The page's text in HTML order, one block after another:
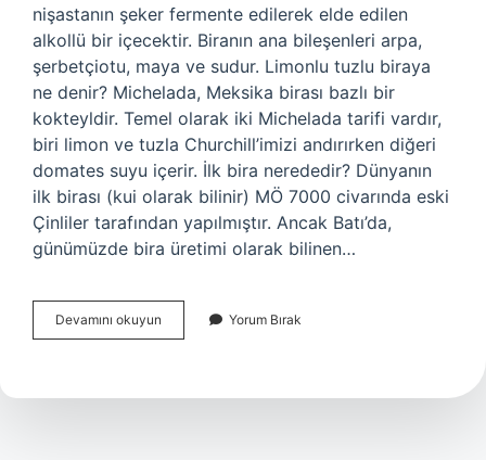
nişastanın şeker fermente edilerek elde edilen
alkollü bir içecektir. Biranın ana bileşenleri arpa,
şerbetçiotu, maya ve sudur. Limonlu tuzlu biraya
ne denir? Michelada, Meksika birası bazlı bir
kokteyldir. Temel olarak iki Michelada tarifi vardır,
biri limon ve tuzla Churchill’imizi andırırken diğeri
domates suyu içerir. İlk bira nerededir? Dünyanın
ilk birası (kui olarak bilinir) MÖ 7000 civarında eski
Çinliler tarafından yapılmıştır. Ancak Batı’da,
günümüzde bira üretimi olarak bilinen…
Devamını okuyun
Içilen
Denir
Yorum Bırak